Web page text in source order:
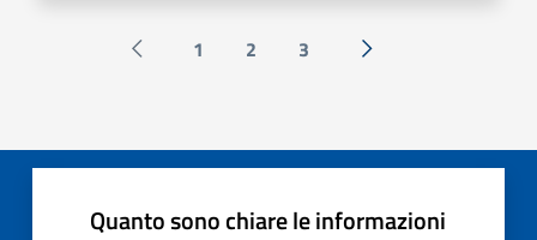
Pagina precedente
1 2 3 Successiva »
Quanto sono chiare le informazioni